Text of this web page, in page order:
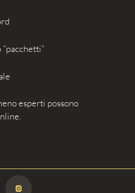
esperti possono